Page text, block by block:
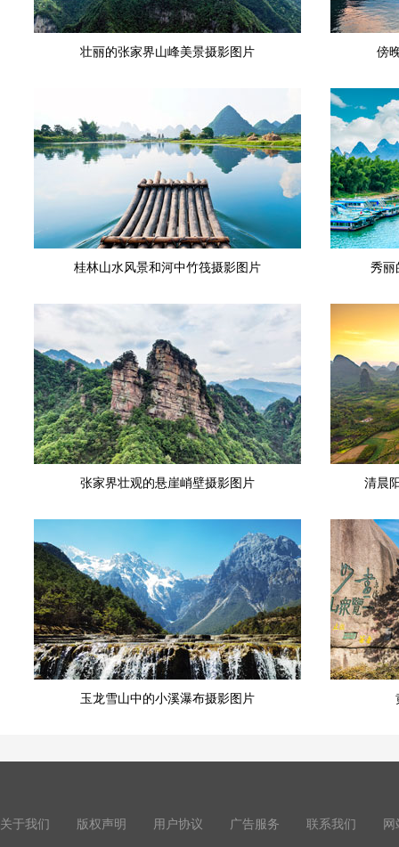
壮丽的张家界山峰美景摄影图片 傍
桂林山水风景和河中竹筏摄影图片 秀丽
张家界壮观的悬崖峭壁摄影图片 清晨
玉龙雪山中的小溪瀑布摄影图片
关于我们 版权声明 用户协议 广告服务 联系我们 网